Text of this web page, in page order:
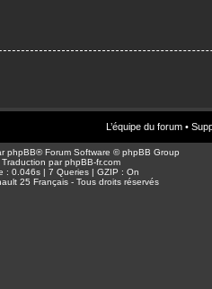
L’équipe du forum •
phpBB® Forum Software © phpBB Group
Traduction parphpBB-fr.com
: 0.046s | 7 Queries | GZIP : On
25 Français - Tous droits réservés